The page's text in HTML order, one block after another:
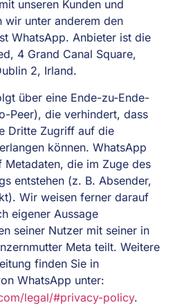
unseren Kunden und
wir unter anderem den
WhatsApp. Anbieter ist die
4 Grand Canal Square,
2, Irland.
über eine Ende-zu-Ende-
Peer), die verhindert, dass
Dritte Zugriff auf die
können. WhatsApp
die im Zuge des
entstehen (z. B. Absender,
Wir weisen ferner darauf
eigener Aussage
seiner Nutzer mit seiner in
Meta teilt. Weitere
finden Sie in
WhatsApp unter:
legal/#privacy-policy.